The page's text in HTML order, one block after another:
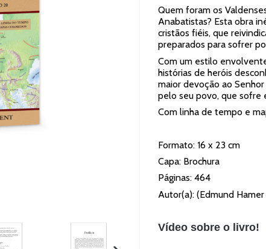
Quem foram os
Anabatistas? Esta obra
cristãos fiéis, que
preparados para sofrer
Com um estilo
histórias de heróis
maior devoção ao
pelo seu povo, que sofre
Com linha de tempo e
Formato: 16 x 23 cm
Capa: Brochura
Páginas: 464
Autor(a): (Edmund
Vídeo sobre o livro!